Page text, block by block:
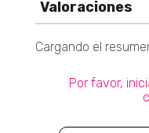
$
Valoraciones
Cargando el
Por favor,